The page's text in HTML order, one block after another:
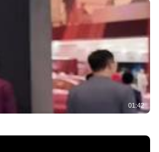
01:42